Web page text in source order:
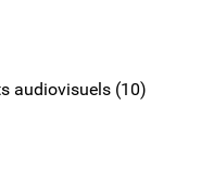
audiovisuels (10)